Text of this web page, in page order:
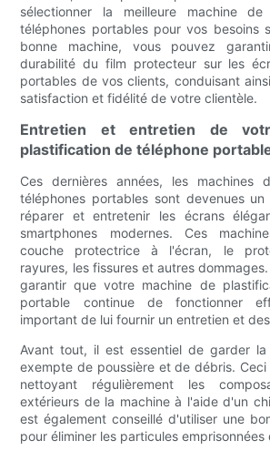
sélectionner la meilleure machine
téléphones portables pour vos besoins
bonne machine, vous pouvez
durabilité du film protecteur sur les
portables de vos clients, conduisant
satisfaction et fidélité de votre clientèle.
Entretien et entretien de
plastification de téléphone
Ces dernières années, les machines
téléphones portables sont devenues
réparer et entretenir les écrans
smartphones modernes. Ces
couche protectrice à l'écran, le
rayures, les fissures et autres
garantir que votre machine de
portable continue de fonctionner
important de lui fournir un entretien et
Avant tout, il est essentiel de garder
exempte de poussière et de débris.
nettoyant régulièrement les
extérieurs de la machine à l'aide d'un
est également conseillé d'utiliser une
pour éliminer les particules emprisonnées